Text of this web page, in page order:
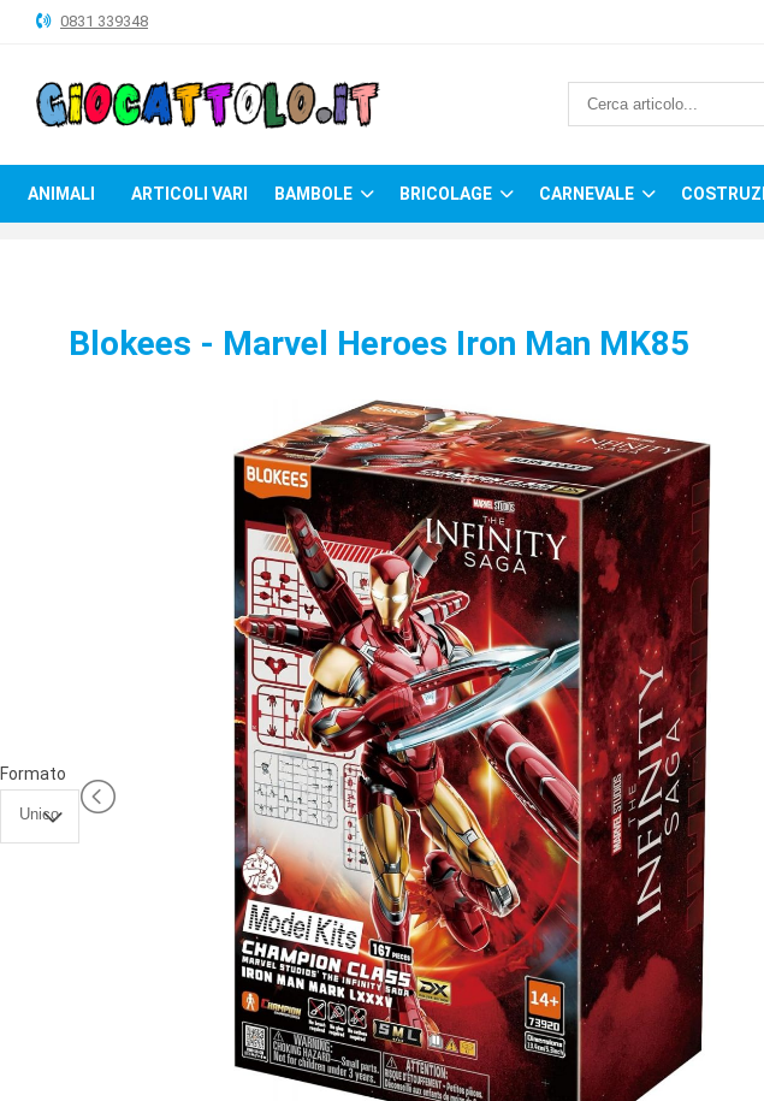
ANIMALI
BAMBOLE
BORSETTE
0831 339348
ANIMALI ARTICOLI VARI BAMBOLE BRICOLAGE CARNEVALE
Blokees - Marvel Heroes Iron Man MK85
Formato